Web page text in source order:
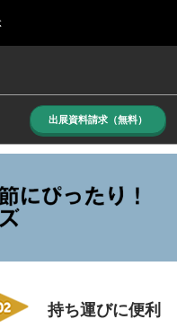
Tokyo Big Sight, Japan
出展資料請求（無料）
持ち運びに便利